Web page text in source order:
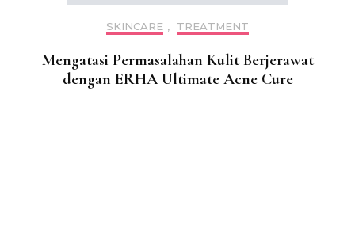
SKINCARE , TREATMENT
Mengatasi Permasalahan Kulit Berjerawat
dengan ERHA Ultimate Acne Cure